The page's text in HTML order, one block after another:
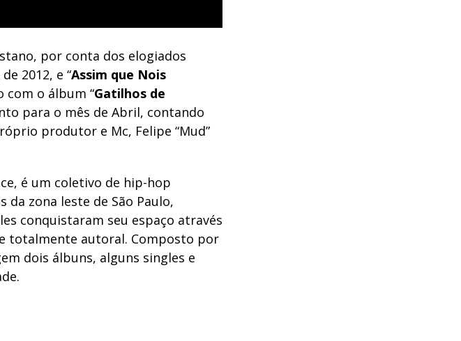
por conta dos elogiados
de 2012, e “Assim que Nois
com o álbum “Gatilhos de
para o mês de Abril, contando
produtor e Mc, Felipe “Mud”
é um coletivo de hip-hop
da zona leste de São Paulo,
conquistaram seu espaço através
totalmente autoral. Composto por
dois álbuns, alguns singles e